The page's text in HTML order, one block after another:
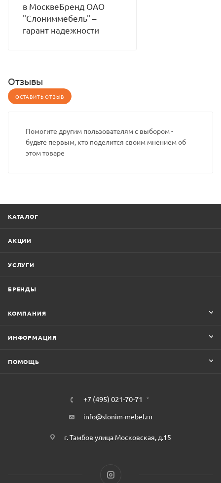
в МосквеБренд ОАО
"Слониммебель" –
гарант надежности
Отзывы
ОСТАВИТЬ ОТЗЫВ
Помогите другим пользователям с выбором -
будьте первым, кто поделится своим мнением об
этом товаре
КАТАЛОГ
АКЦИИ
УСЛУГИ
БРЕНДЫ
КОМПАНИЯ
ИНФОРМАЦИЯ
ПОМОЩЬ
+7 (495) 021-70-71
info@slonim-mebel.ru
г. Тамбов улица Московская, д.15